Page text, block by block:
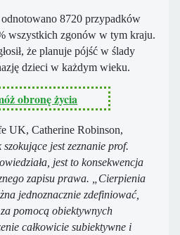
8720 przypadków
wszystkich zgonów w tym kraju.
że planuje pójść w ślady
dzieci w każdym wieku.
obronę życia
UK, Catherine Robinson,
jest zeznanie prof.
jest to konsekwencja
zapisu prawa. „Cierpienia
jednoznacznie zdefiniować,
pomocą obiektywnych
całkowicie subiektywne i